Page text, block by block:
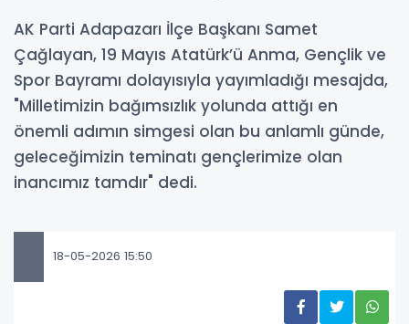
AK Parti Adapazarı İlçe Başkanı Samet
Çağlayan, 19 Mayıs Atatürk’ü Anma, Gençlik ve
Spor Bayramı dolayısıyla yayımladığı mesajda,
"Milletimizin bağımsızlık yolunda attığı en
önemli adımın simgesi olan bu anlamlı günde,
geleceğimizin teminatı gençlerimize olan
inancımız tamdır" dedi.
18-05-2026 15:50